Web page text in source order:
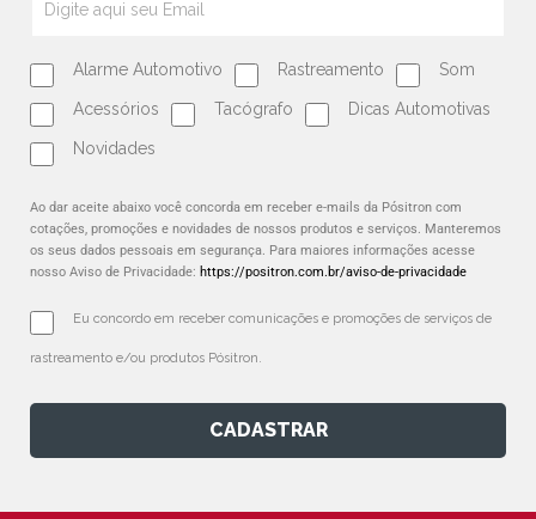
Alarme Automotivo Rastreamento Som
Acessórios Tacógrafo Dicas Automotivas
Novidades
Ao dar aceite abaixo você concorda em receber e-mails da Pósitron com
cotações, promoções e novidades de nossos produtos e serviços. Manteremos
os seus dados pessoais em segurança. Para maiores informações acesse
nosso Aviso de Privacidade: https://positron.com.br/aviso-de-privacidade
Eu concordo em receber comunicações e promoções de serviços de
rastreamento e/ou produtos Pósitron.
CADASTRAR